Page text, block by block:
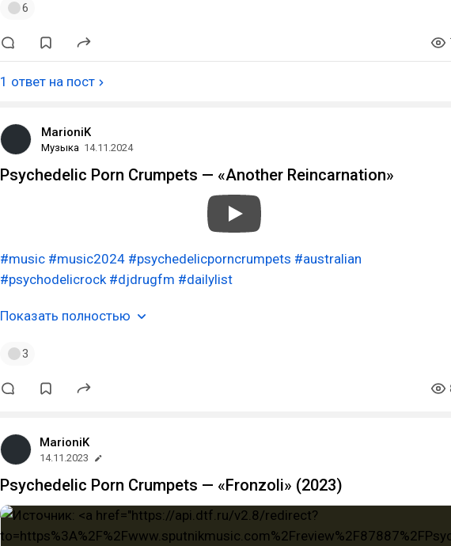
6
1 ответ на пост
MarioniK
Музыка 14.11.2024
Psychedelic Porn Crumpets — «Another Reincarnation»
#music #music2024 #psychedelicporncrumpets #australian
#psychodelicrock #djdrugfm #dailylist
Показать полностью
3
MarioniK
14.11.2023
Psychedelic Porn Crumpets — «Fronzoli» (2023)